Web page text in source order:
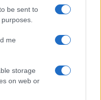
be sent to
me
storage
on web or
chiuse ancora fino a